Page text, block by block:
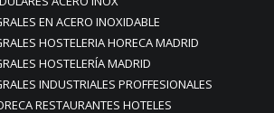
EN ACERO INOXIDABLE
HOSTELERIA HORECA MADRID
HOSTELERÍA MADRID
INDUSTRIALES PROFFESIONALES
RESTAURANTES HOTELES